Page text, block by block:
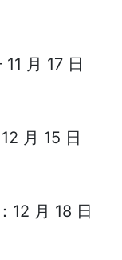
月 17 日
月 15 日
12 月 18 日